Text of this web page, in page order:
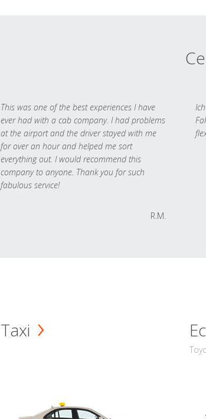
This was one of the best experiences I have
ever had with a cab company. I had problems
at the airport and the driver stayed with me
for over an hour and helped me sort
everything out. I would recommend this
company to anyone. Thank you for such
fabulous service!
R.M.
Taxi